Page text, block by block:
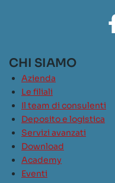
CHI SIAMO
Azienda
Le filiali
Il team di consulenti
Deposito e logistica
Servizi avanzati
Download
Academy
Eventi